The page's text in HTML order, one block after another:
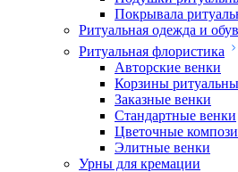
Покрывала
Ритуальная одежда и
Ритуальная флористика
Авторские венки
Корзины
Заказные венки
Стандартные венки
Цветочные
Элитные венки
Урны для кремации